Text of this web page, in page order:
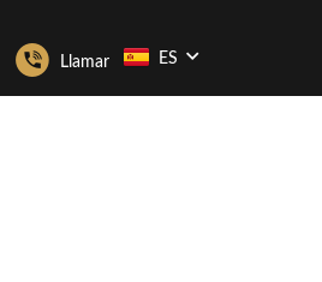
Llamar ES